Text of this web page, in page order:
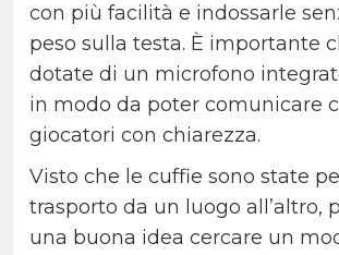
con più facilità e indossarle
peso sulla testa. È importante
dotate di un microfono
in modo da poter comunicare
giocatori con chiarezza.
Visto che le cuffie sono state
trasporto da un luogo all’altro,
una buona idea cercare un